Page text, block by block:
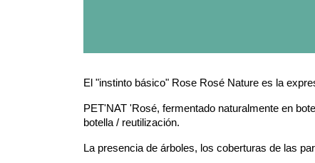
El "instinto básico" Rose Rosé Nature es la
PET'NAT 'Rosé, fermentado naturalmente en
botella / reutilización.
La presencia de árboles, los coberturas de las